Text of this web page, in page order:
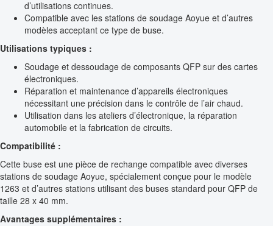
d’utilisations continues.
Compatible avec les stations de soudage Aoyue et d’autres
modèles acceptant ce type de buse.
Utilisations typiques :
Soudage et dessoudage de composants QFP sur des cartes
électroniques.
Réparation et maintenance d’appareils électroniques
nécessitant une précision dans le contrôle de l’air chaud.
Utilisation dans les ateliers d’électronique, la réparation
automobile et la fabrication de circuits.
Compatibilité :
Cette buse est une pièce de rechange compatible avec diverses
stations de soudage Aoyue, spécialement conçue pour le modèle
1263 et d’autres stations utilisant des buses standard pour QFP de
taille 28 x 40 mm.
Avantages supplémentaires :